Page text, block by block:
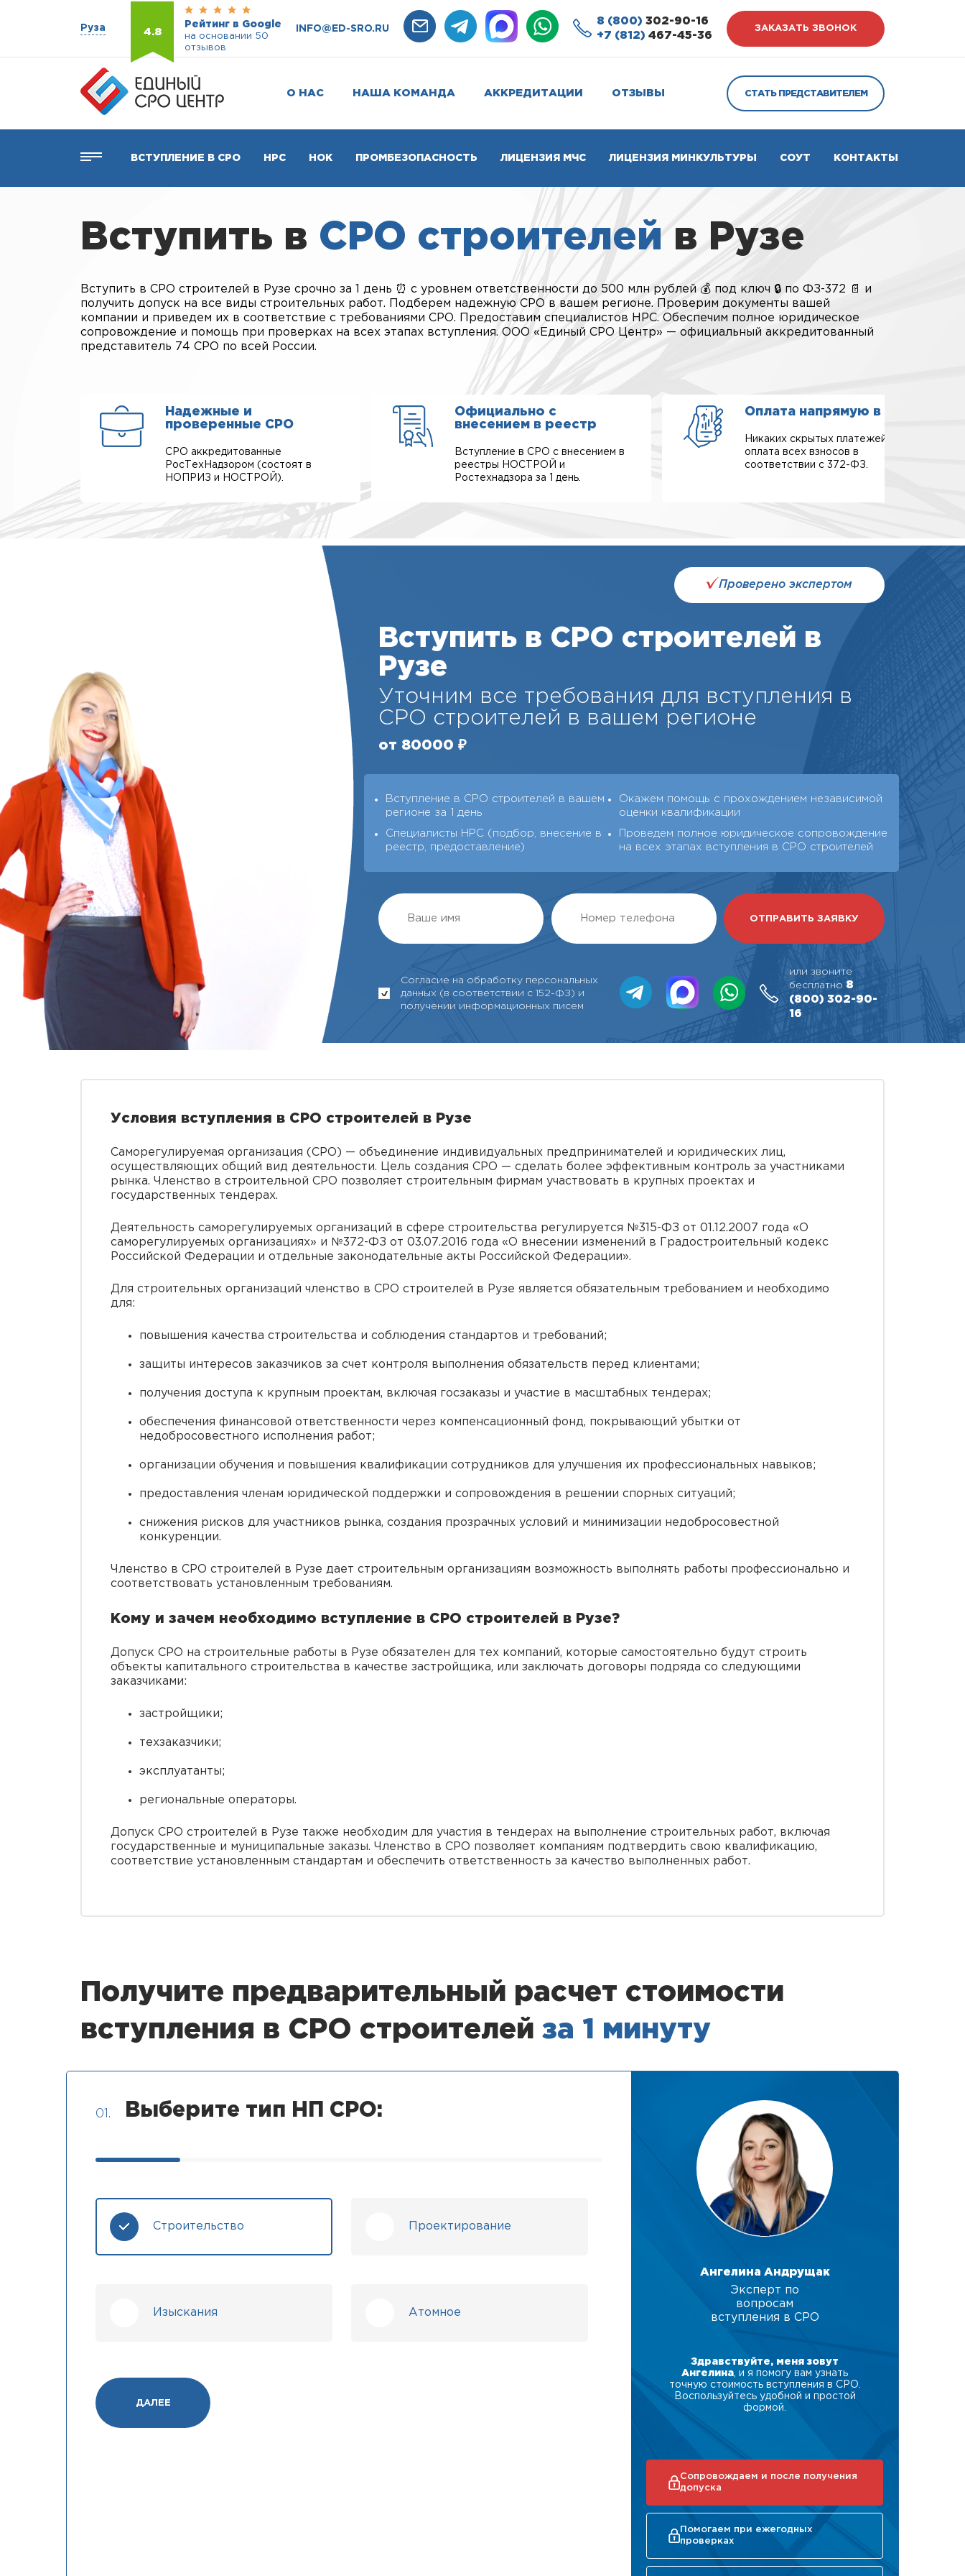
Руза 4.8
Рейтинг в Google
на основании 50
отзывов
INFO@ED-SRO.RU
8 (800) 302-90-16
+7 (812) 467-45-36
ЗАКАЗАТЬ ЗВОНОК
О НАС НАША КОМАНДА АККРЕДИТАЦИИ ОТЗЫВЫ СТАТЬ ПРЕДСТАВИТЕЛЕМ
ВСТУПЛЕНИЕ В СРО НРС НОК ПРОМБЕЗОПАСНОСТЬ ЛИЦЕНЗИЯ МЧС ЛИЦЕНЗИЯ МИНКУЛЬТУРЫ СОУТ КОНТАКТЫ
Вступить в СРО строителей в Рузе
Вступить в СРО строителей в Рузе срочно за 1 день ⏰ с уровнем ответственности до 500 млн рублей 💰 под ключ 🔒 по ФЗ-372 📄 и
получить допуск на все виды строительных работ. Подберем надежную СРО в вашем регионе. Проверим документы вашей
компании и приведем их в соответствие с требованиями СРО. Предоставим специалистов НРС. Обеспечим полное юридическое
сопровождение и помощь при проверках на всех этапах вступления. ООО «Единый СРО Центр» — официальный аккредитованный
представитель 74 СРО по всей России.
Надежные и
проверенные СРО
СРО аккредитованные
РосТехНадзором (состоят в
НОПРИЗ и НОСТРОЙ).
Официально с
внесением в реестр
Вступление в СРО с внесением в
реестры НОСТРОЙ и
Ростехнадзора за 1 день.
Оплата напрямую в СРО
Никаких скрытых платежей,
оплата всех взносов в
соответствии с 372-ФЗ.
Проверено экспертом
Вступить в СРО строителей в
Рузе
Уточним все требования для вступления в
СРО строителей в вашем регионе
от 80000 ₽
Вступление в СРО строителей в вашем
регионе за 1 день
Окажем помощь с прохождением независимой
оценки квалификации
Специалисты НРС (подбор, внесение в
реестр, предоставление)
Проведем полное юридическое сопровождение
на всех этапах вступления в СРО строителей
Согласие на обработку персональных
данных (в соответствии с 152-ФЗ) и
получении информационных писем
или звоните
бесплатно 8
(800) 302-90-
16
Условия вступления в СРО строителей в Рузе
Саморегулируемая организация (СРО) — объединение индивидуальных предпринимателей и юридических лиц,
осуществляющих общий вид деятельности. Цель создания СРО — сделать более эффективным контроль за участниками
рынка. Членство в строительной СРО позволяет строительным фирмам участвовать в крупных проектах и
государственных тендерах.
Деятельность саморегулируемых организаций в сфере строительства регулируется №315-ФЗ от 01.12.2007 года «О
саморегулируемых организациях» и №372-ФЗ от 03.07.2016 года «О внесении изменений в Градостроительный кодекс
Российской Федерации и отдельные законодательные акты Российской Федерации».
Для строительных организаций членство в СРО строителей в Рузе является обязательным требованием и необходимо
для:
повышения качества строительства и соблюдения стандартов и требований;
защиты интересов заказчиков за счет контроля выполнения обязательств перед клиентами;
получения доступа к крупным проектам, включая госзаказы и участие в масштабных тендерах;
обеспечения финансовой ответственности через компенсационный фонд, покрывающий убытки от
недобросовестного исполнения работ;
организации обучения и повышения квалификации сотрудников для улучшения их профессиональных навыков;
предоставления членам юридической поддержки и сопровождения в решении спорных ситуаций;
снижения рисков для участников рынка, создания прозрачных условий и минимизации недобросовестной
конкуренции.
Членство в СРО строителей в Рузе дает строительным организациям возможность выполнять работы профессионально и
соответствовать установленным требованиям.
Кому и зачем необходимо вступление в СРО строителей в Рузе?
Допуск СРО на строительные работы в Рузе обязателен для тех компаний, которые самостоятельно будут строить
объекты капитального строительства в качестве застройщика, или заключать договоры подряда со следующими
заказчиками:
застройщики;
техзаказчики;
эксплуатанты;
региональные операторы.
Допуск СРО строителей в Рузе также необходим для участия в тендерах на выполнение строительных работ, включая
государственные и муниципальные заказы. Членство в СРО позволяет компаниям подтвердить свою квалификацию,
соответствие установленным стандартам и обеспечить ответственность за качество выполненных работ.
Получите предварительный расчет стоимости
вступления в СРО строителей за 1 минуту
01. Выберите тип НП СРО:
Строительство Проектирование
Изыскания Атомное
ДАЛЕЕ
Ангелина Андрущак
Эксперт по
вопросам
вступления в СРО
Здравствуйте, меня зовут
Ангелина , и я помогу вам узнать
точную стоимость вступления в СРО.
Воспользуйтесь удобной и простой
формой.
Сопровождаем и после получения
допуска
Помогаем при ежегодных
проверках